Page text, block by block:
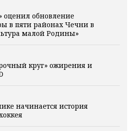
оценил обновление
в пяти районах Чечни в
малой Родины»
круг» ожирения и
начинается история